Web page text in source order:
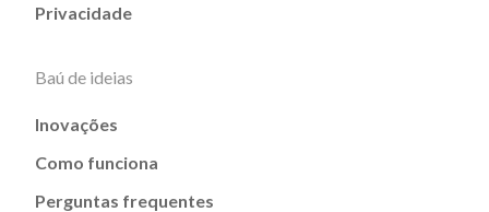
Privacidade
Baú de ideias
Inovações
Como funciona
Perguntas frequentes